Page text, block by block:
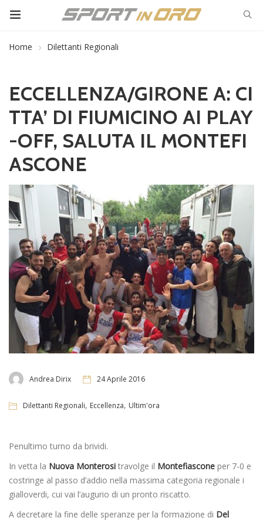
Home Dilettanti Regionali
ECCELLENZA/GIRONE A: CI
TTA’ DI FIUMICINO AI PLAY
-OFF, SALUTA IL MONTEFI
ASCONE
Andrea Dirix 24 Aprile 2016
Dilettanti Regionali, Eccellenza, Ultim'ora
Penultimo turno da brividi.
In vetta la Nuova Monterosi travolge il Montefiascone per 7-0 e
costringe al passo d’addio nella massima categoria regionale i
gialloverdi, cui vai l’augurio di un pronto riscatto.
A decretare la fine delle speranze per la formazione di Del